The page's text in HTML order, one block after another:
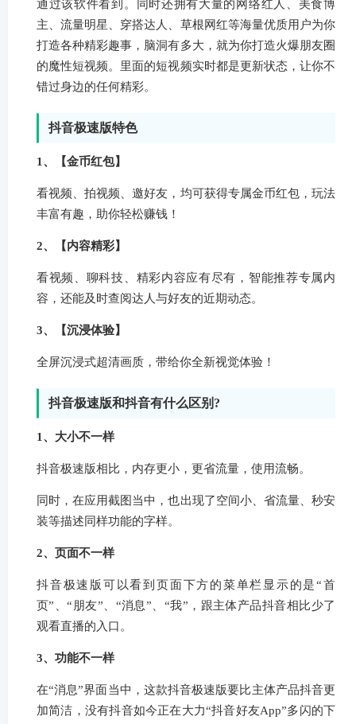
通过该软件看到。同时还拥有大量的网络红人、美食博
主、流量明星、穿搭达人、草根网红等海量优质用户为你
打造各种精彩趣事，脑洞有多大，就为你打造火爆朋友圈
的魔性短视频。里面的短视频实时都是更新状态，让你不
错过身边的任何精彩。
抖音极速版特色
1、【金币红包】
看视频、拍视频、邀好友，均可获得专属金币红包，玩法
丰富有趣，助你轻松赚钱！
2、【内容精彩】
看视频、聊科技、精彩内容应有尽有，智能推荐专属内
容，还能及时查阅达人与好友的近期动态。
3、【沉浸体验】
全屏沉浸式超清画质，带给你全新视觉体验！
抖音极速版和抖音有什么区别?
1、大小不一样
抖音极速版相比，内存更小，更省流量，使用流畅。
同时，在应用截图当中，也出现了空间小、省流量、秒安
装等描述同样功能的字样。
2、页面不一样
抖音极速版可以看到页面下方的菜单栏显示的是“首
页”、“朋友”、“消息”、“我”，跟主体产品抖音相比少了
观看直播的入口。
3、功能不一样
在“消息”界面当中，这款抖音极速版要比主体产品抖音更
加简洁，没有抖音如今正在大力“抖音好友App”多闪的下